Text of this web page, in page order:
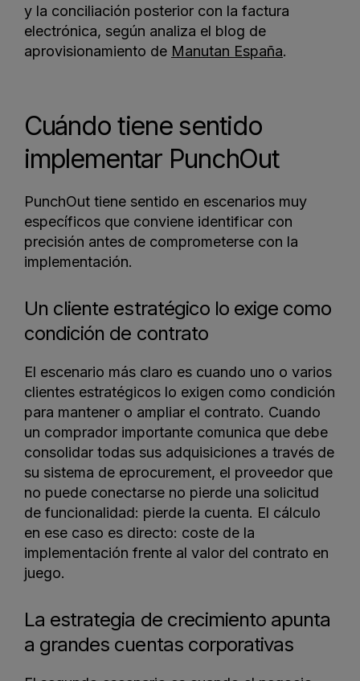
y la conciliación posterior con la factura
electrónica, según analiza el blog de
aprovisionamiento de Manutan España.
Cuándo tiene sentido
implementar PunchOut
PunchOut tiene sentido en escenarios muy
específicos que conviene identificar con
precisión antes de comprometerse con la
implementación.
Un cliente estratégico lo exige como
condición de contrato
El escenario más claro es cuando uno o varios
clientes estratégicos lo exigen como condición
para mantener o ampliar el contrato. Cuando
un comprador importante comunica que debe
consolidar todas sus adquisiciones a través de
su sistema de eprocurement, el proveedor que
no puede conectarse no pierde una solicitud
de funcionalidad: pierde la cuenta. El cálculo
en ese caso es directo: coste de la
implementación frente al valor del contrato en
juego.
La estrategia de crecimiento apunta
a grandes cuentas corporativas